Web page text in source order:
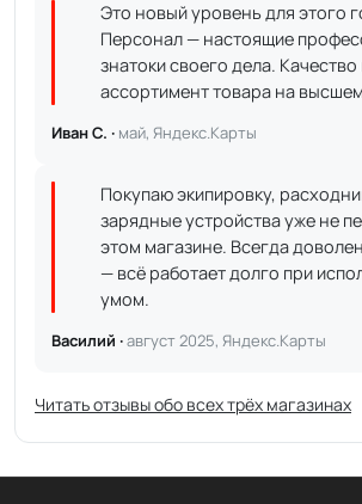
Это новый уровень для этого
Персонал — настоящие
знатоки своего дела. Качество
ассортимент товара на
Иван С. · май, Яндекс.Карты
Покупаю экипировку,
зарядные устройства уже не
этом магазине. Всегда
— всё работает долго при
умом.
Василий ·август 2025, Яндекс.Карты
Читать отзывы обо всех трёх магазинах